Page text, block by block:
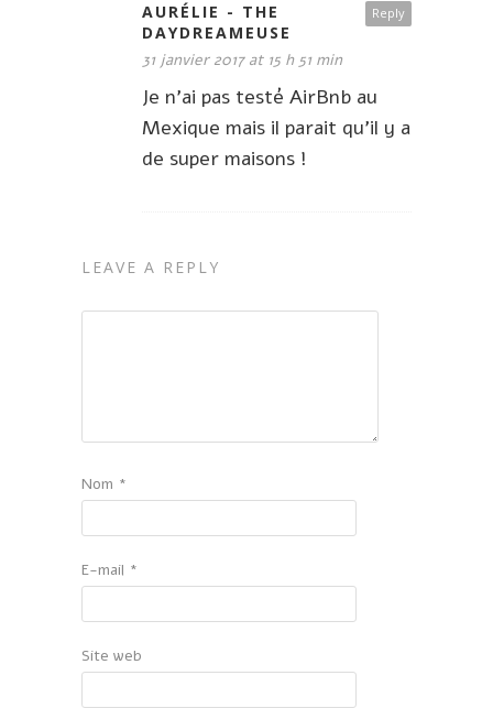
Reply
AURÉLIE - THE
DAYDREAMEUSE
31 janvier 2017 at 15 h 51 min
Je n’ai pas testé AirBnb au
Mexique mais il parait qu’il y a
de super maisons !
LEAVE A REPLY
Nom *
E-mail *
Site web